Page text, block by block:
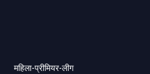
महिला-प्रीमियर-लीग